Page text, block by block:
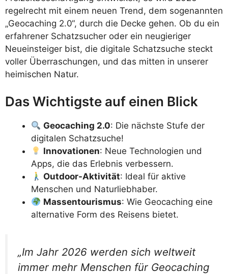
regelrecht mit einem neuen Trend, dem sogenannten
„Geocaching 2.0“, durch die Decke gehen. Ob du ein
erfahrener Schatzsucher oder ein neugieriger
Neueinsteiger bist, die digitale Schatzsuche steckt
voller Überraschungen, und das mitten in unserer
heimischen Natur.
Das Wichtigste auf einen Blick
Geocaching 2.0: Die nächste Stufe der
digitalen Schatzsuche!
Innovationen: Neue Technologien und
Apps, die das Erlebnis verbessern.
Outdoor-Aktivität: Ideal für aktive
Menschen und Naturliebhaber.
Massentourismus: Wie Geocaching eine
alternative Form des Reisens bietet.
„Im Jahr 2026 werden sich weltweit
immer mehr Menschen für Geocaching